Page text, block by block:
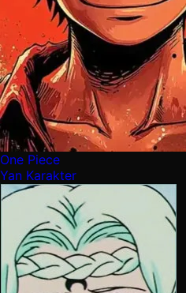
One Piece
Yan Karakter